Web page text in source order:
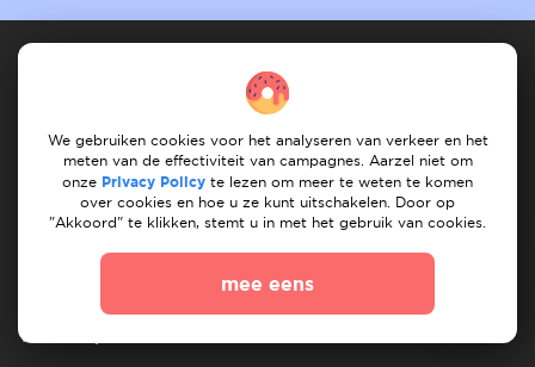
Hoe het werkt registreet services
Mijn services
Vind dienst Onze services
Hoe het werkt
Vind verhuizer
Vind klusjesman
We gebruiken cookies voor het analyseren van verkeer en het
meten van de effectiviteit van campagnes. Aarzel niet om
onze Privacy Policy te lezen om meer te weten te komen
over cookies en hoe u ze kunt uitschakelen. Door op
"Akkoord" te klikken, stemt u in met het gebruik van cookies.
mee eens